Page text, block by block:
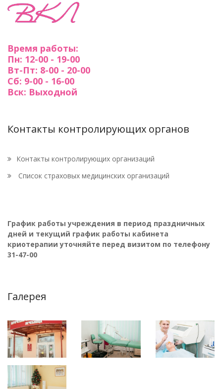
Время работы:
Пн: 12-00 - 19-00
Вт-Пт: 8-00 - 20-00
Сб: 9-00 - 16-00
Вск: Выходной
Контакты контролирующих органов
Контакты контролирующих организаций
Список страховых медицинских организаций
График работы учреждения в период праздничных
дней и текущий график работы кабинета
криотерапии уточняйте перед визитом по телефону
31-47-00
Галерея